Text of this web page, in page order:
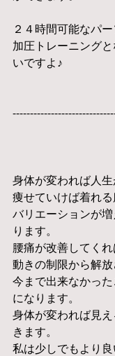
２４時間可能なパ
加圧トレーニング
いですよ♪
身体が変われば人生
痩せていけば着れ
バリエーションが
ります。
腰痛が改善してくれ
動きの制限から解放
今まで出来なかっ
になります。
身体が変われば見
きます。
私は少しでもより